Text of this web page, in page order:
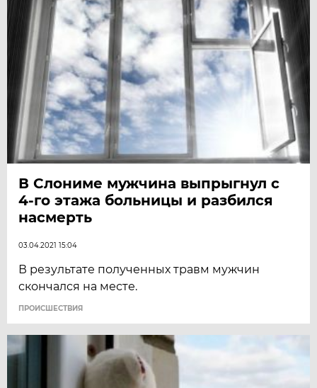
В Слониме мужчина выпрыгнул с
4-го этажа больницы и разбился
насмерть
03.04.2021 15:04
В результате полученных травм мужчин
скончался на месте.
ПРОИСШЕСТВИЯ